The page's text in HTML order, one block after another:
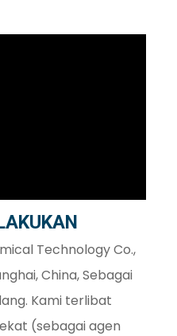
Technology Co.,
China, Sebagai
Kami terlibat
(sebagai agen